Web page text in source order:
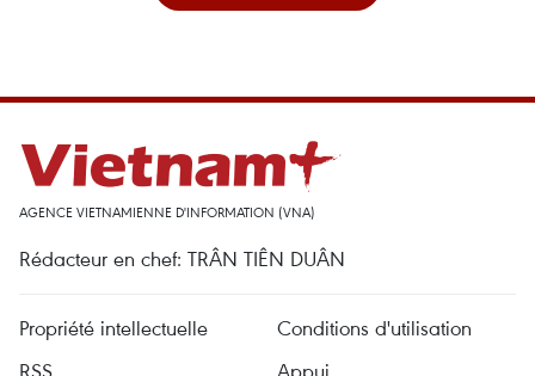
AGENCE VIETNAMIENNE D'INFORMATION (VNA)
Rédacteur en chef: TRÂN TIÊN DUÂN
Propriété intellectuelle
Conditions d'utilisation
RSS
Appui